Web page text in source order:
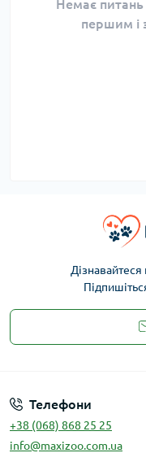
Немає питань
першим і
Телефони
+38 (068) 868 25 25
info@maxizoo.com.ua